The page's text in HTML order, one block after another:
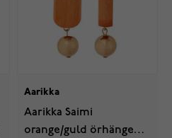
Aarikka
Aarikka Saimi
orange/guld örhängen